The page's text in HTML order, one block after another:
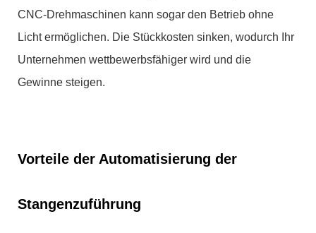
CNC-Drehmaschinen kann sogar den Betrieb ohne
Licht ermöglichen. Die Stückkosten sinken, wodurch Ihr
Unternehmen wettbewerbsfähiger wird und die
Gewinne steigen.
Vorteile der Automatisierung der
Stangenzuführung